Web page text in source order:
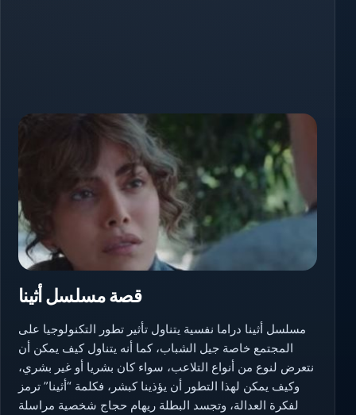
قصة مسلسل أثينا
مسلسل أثينا دراما نفسية يتناول تأثير تطور التكنولوجيا على
المجتمع خاصة جيل الشباب، كما أنه يتناول كيف يمكن أن
نتعرض لنوع من أنواع التلاعب، سواء كان بشريا أو غير بشري،
وكيف يمكن لهذا التطور أن يؤذينا كبشر، فكلمة “أثينا” ترمز
لفكرة العدالة، وتجسد البطلة ريهام حجاج شخصية مراسلة